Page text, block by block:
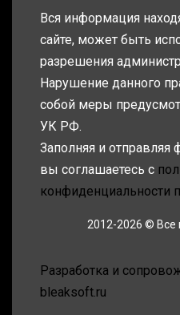
Вся информация
сайте, может быть
разрешения
Нарушение данного
собой меры
УК РФ.
Заполняя и отправляя
вы соглашаетесь с
конфиденциальности
2012-2026 ©
Разработка и
bleaksoft.ru